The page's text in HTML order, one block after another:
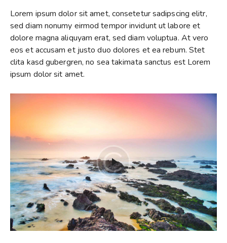
Lorem ipsum dolor sit amet, consetetur sadipscing elitr,
sed diam nonumy eirmod tempor invidunt ut labore et
dolore magna aliquyam erat, sed diam voluptua. At vero
eos et accusam et justo duo dolores et ea rebum. Stet
clita kasd gubergren, no sea takimata sanctus est Lorem
ipsum dolor sit amet.